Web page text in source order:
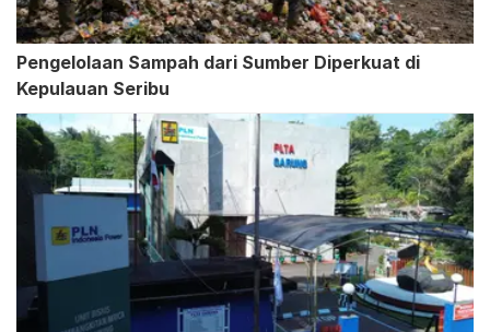
Pengelolaan Sampah dari Sumber Diperkuat di
Kepulauan Seribu